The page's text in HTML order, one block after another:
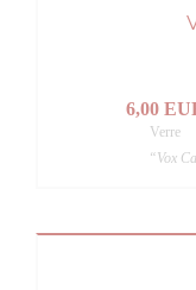
6,00
Verre
“Vox